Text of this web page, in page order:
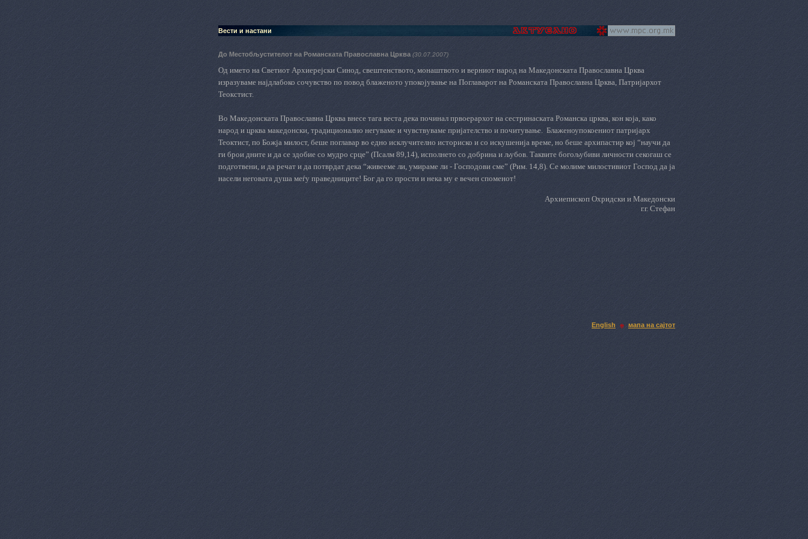
Вести и настани
До Местобљустителот на Романската Православна Црква (30.07.2007)
Од името на Светиот Архиерејски Синод, свештенството, монаштвото и верниот народ на Македонската Православна Црква
изразуваме најдлабоко сочувство по повод блаженото упокојување на Поглаварот на Романската Православна Црква, Патријархот
Теокстист.
Во Македонската Православна Црква внесе тага веста дека починал првоерархот на сестринаската Романска црква, кон која, како
народ и црква македонски, традиционално негуваме и чувствуваме пријателство и почитување. Блаженоупокоениот патријарх
Теоктист, по Божја милост, беше поглавар во едно исклучително историско и со искушенија време, но беше архипастир кој “научи да
ги брои дните и да се здобие со мудро срце” (Псалм 89,14), исполнето со добрина и љубов. Таквите богољубиви личности секогаш се
подготвени, и да речат и да потврдат дека “живееме ли, умираме ли - Господови сме” (Рим. 14,8). Се молиме милостивиот Господ да ја
насели неговата душа меѓу праведниците! Бог да го прости и нека му е вечен споменот!
Архиепископ Охридски и Македонски
г.г. Стефан
English мапа на сајтот